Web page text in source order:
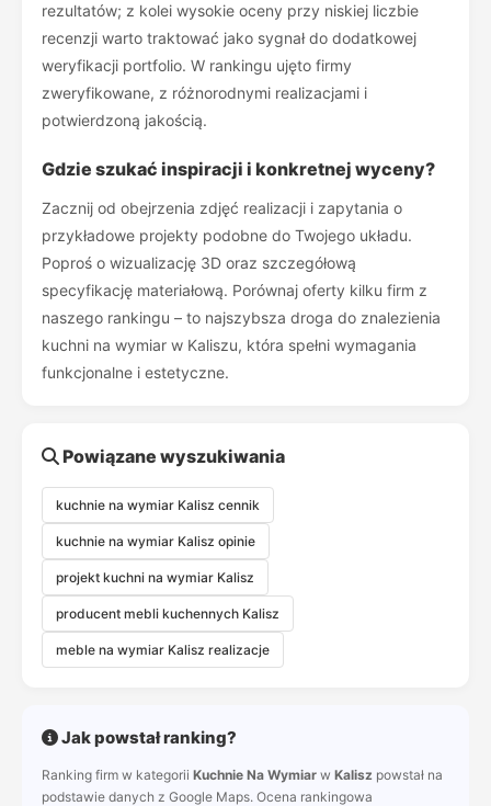
rezultatów; z kolei wysokie oceny przy niskiej liczbie
recenzji warto traktować jako sygnał do dodatkowej
weryfikacji portfolio. W rankingu ujęto firmy
zweryfikowane, z różnorodnymi realizacjami i
potwierdzoną jakością.
Gdzie szukać inspiracji i konkretnej wyceny?
Zacznij od obejrzenia zdjęć realizacji i zapytania o
przykładowe projekty podobne do Twojego układu.
Poproś o wizualizację 3D oraz szczegółową
specyfikację materiałową. Porównaj oferty kilku firm z
naszego rankingu – to najszybsza droga do znalezienia
kuchni na wymiar w Kaliszu, która spełni wymagania
funkcjonalne i estetyczne.
Powiązane wyszukiwania
kuchnie na wymiar Kalisz cennik
kuchnie na wymiar Kalisz opinie
projekt kuchni na wymiar Kalisz
producent mebli kuchennych Kalisz
meble na wymiar Kalisz realizacje
Jak powstał ranking?
Ranking firm w kategorii Kuchnie Na Wymiar w Kalisz powstał na
podstawie danych z Google Maps. Ocena rankingowa